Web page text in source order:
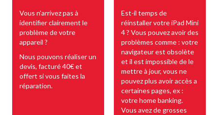
Vous n'arrivez pas à
identifier clairement le
problème de votre
appareil ?
Nous pouvons réaliser un
devis, facturé 40€ et
offert si vous faites la
réparation.
Est-il temps de
réinstaller votre iPad Mini
4 ? Vous pouvez avoir des
problèmes comme : votre
navigateur est obsolète
et il est impossible de le
mettre à jour, vous ne
pouvez plus avoir accès a
certaines pages, ex :
votre home banking.
Vous avez de grosses